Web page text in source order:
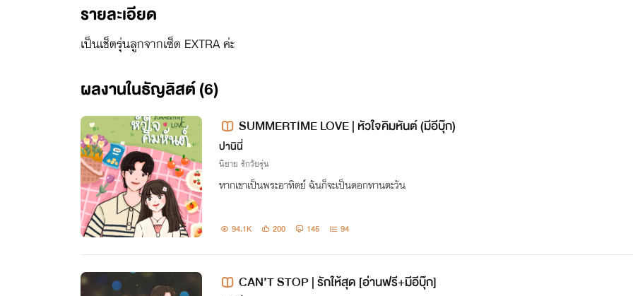
รายละเอียด
เป็นเช็ตรุ่นลูกจากเซ็ต EXTRA ค่ะ
ผลงานในธัญลิสต์ (6)
SUMMERTIME LOVE | หัวใจคิมหันต์ (มีอีบุ๊ก)
ปานินี่
นิยาย รักวัยรุ่น
หากเขาเป็นพระอาทิตย์ ฉันก็จะเป็นดอกทานตะวัน
94.1K 200 145 94
CAN’T STOP | รักให้สุด [อ่านฟรี+มีอีบุ๊ก]